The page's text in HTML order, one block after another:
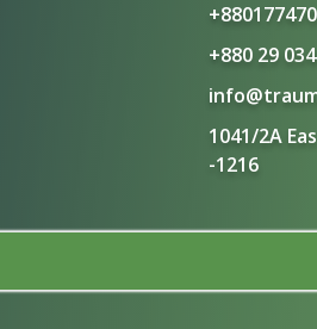
+880 29
1041/2A
-1216